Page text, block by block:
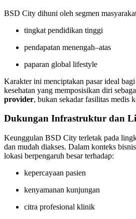
BSD City dihuni oleh segmen
tingkat pendidikan tinggi
pendapatan menengah–atas
paparan global lifestyle
Karakter ini menciptakan pasar ideal
kesehatan yang memposisikan diri
provider, bukan sekadar fasilitas medis
Dukungan Infrastruktur dan
Keunggulan BSD City terletak pada
dan mudah diakses. Dalam konteks
lokasi berpengaruh besar terhadap:
kepercayaan pasien
kenyamanan kunjungan
citra profesional klinik